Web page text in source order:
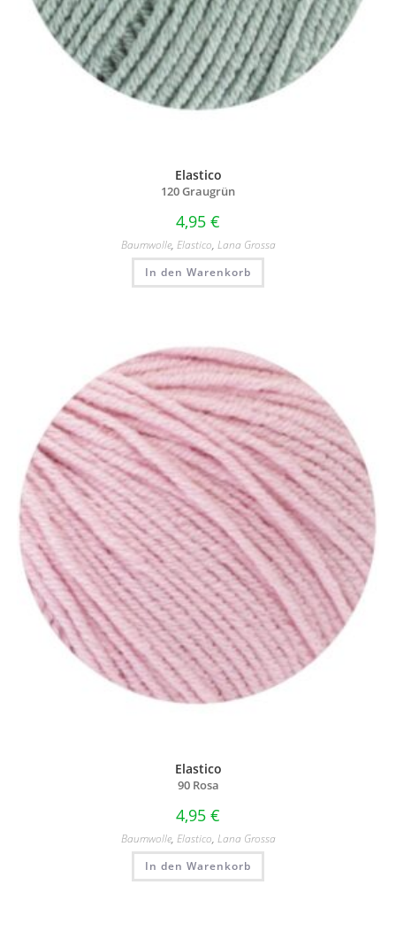
Elastico
120 Graugrün
4,95 €
Baumwolle, Elastico, Lana Grossa
In den Warenkorb
Elastico
90 Rosa
4,95 €
Baumwolle, Elastico, Lana Grossa
In den Warenkorb